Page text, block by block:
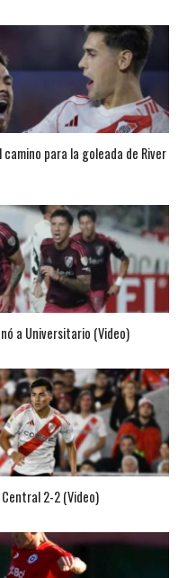
para la goleada de River
a Universitario (Video)
2-2 (Video)